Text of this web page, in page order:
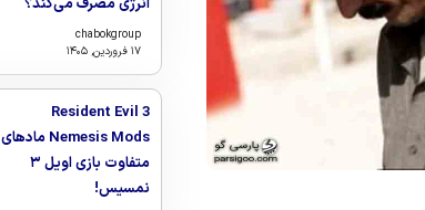
انرژی مصرف می‌کند؟
chabokgroup
۱۷ فروردین, ۱۴۰۵
Resident Evil 3
Nemesis Mods مادهای
متفاوت بازی اویل ۳
نمسیس!